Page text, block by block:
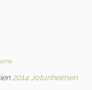
2014 Jotunheimen